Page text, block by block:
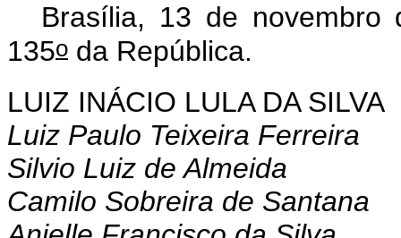
Brasília, 13 de novembro
135o da República.
LUIZ INÁCIO LULA DA SILVA
Luiz Paulo Teixeira Ferreira
Silvio Luiz de Almeida
Camilo Sobreira de Santana